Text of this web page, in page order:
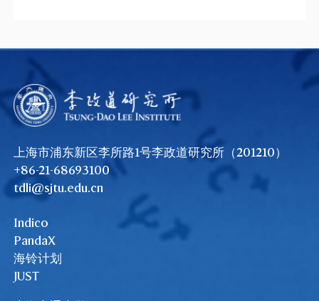
上海市浦东新区李所路1号李政道研究所（201210）
+86-21-68693100
tdli@sjtu.edu.cn
Indico
PandaX
海铃计划
JUST